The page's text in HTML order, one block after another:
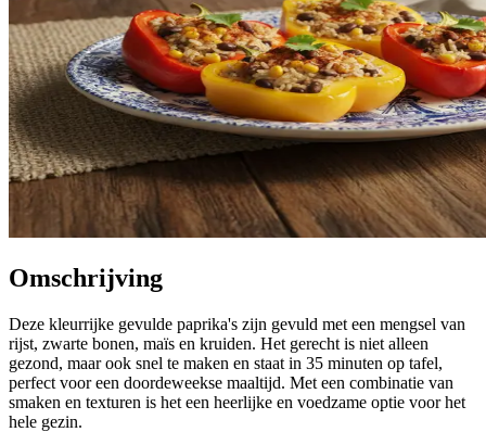
Omschrijving
Deze kleurrijke gevulde paprika's zijn gevuld met een mengsel van
rijst, zwarte bonen, maïs en kruiden. Het gerecht is niet alleen
gezond, maar ook snel te maken en staat in 35 minuten op tafel,
perfect voor een doordeweekse maaltijd. Met een combinatie van
smaken en texturen is het een heerlijke en voedzame optie voor het
hele gezin.